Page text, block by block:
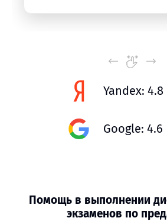
Yandex: 4.8
Google: 4.6
Помощь в выполнении
экзаменов по